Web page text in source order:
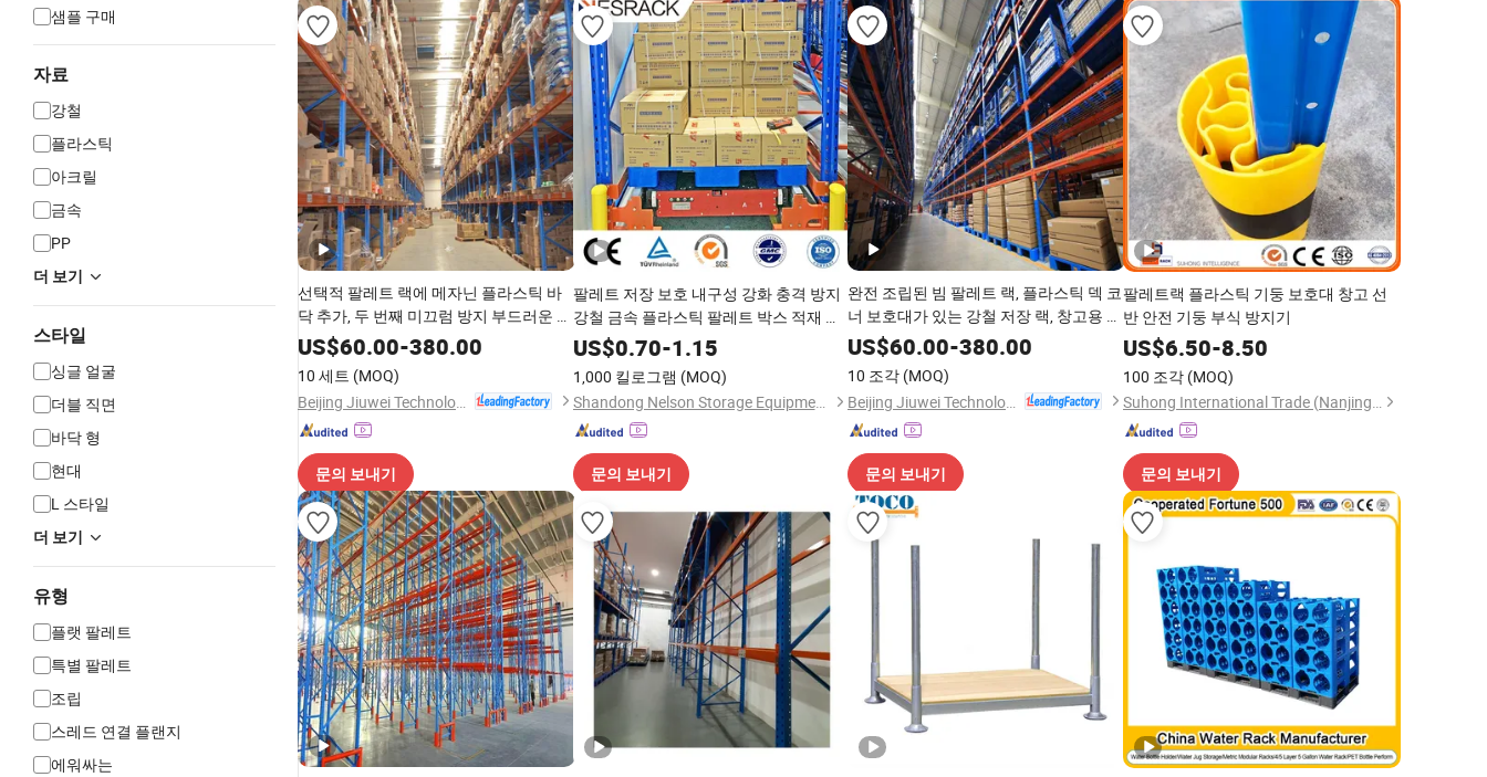
샘플 구매
자료
강철
플라스틱
아크릴
금속
PP
더 보기
스타일
싱글 얼굴
더블 직면
바닥 형
현대
L 스타일
더 보기
유형
플랫 팔레트
특별 팔레트
조립
스레드 연결 플랜지
에워싸는
선택적 팔레트 랙에 메자닌 플라스틱 바
닥 추가, 두 번째 미끄럼 방지 부드러운 발
보호를 위한 창고 랙 중량물 저장 랙 강철
랙
US$60.00-380.00
10 세트 (MOQ)
문의 보내기
팔레트 저장 보호 내구성 강화 충격 방지
강철 금속 플라스틱 팔레트 박스 적재 취
급을 위한 깨지기 쉬운 화물 산업 패키지
US$0.70-1.15
1,000 킬로그램 (MOQ)
Shandong Nelson Storage Equipment Co., Ltd.
문의 보내기
완전 조립된 빔 팔레트 랙, 플라스틱 덱 코
너 보호대가 있는 강철 저장 랙, 창고용 금
속 랙
US$60.00-380.00
10 조각 (MOQ)
문의 보내기
팔레트랙 플라스틱 기둥 보호대 창고 선
반 안전 기둥 부식 방지기
US$6.50-8.50
100 조각 (MOQ)
Suhong International Trade (Nanjing) Co., Ltd.
문의 보내기